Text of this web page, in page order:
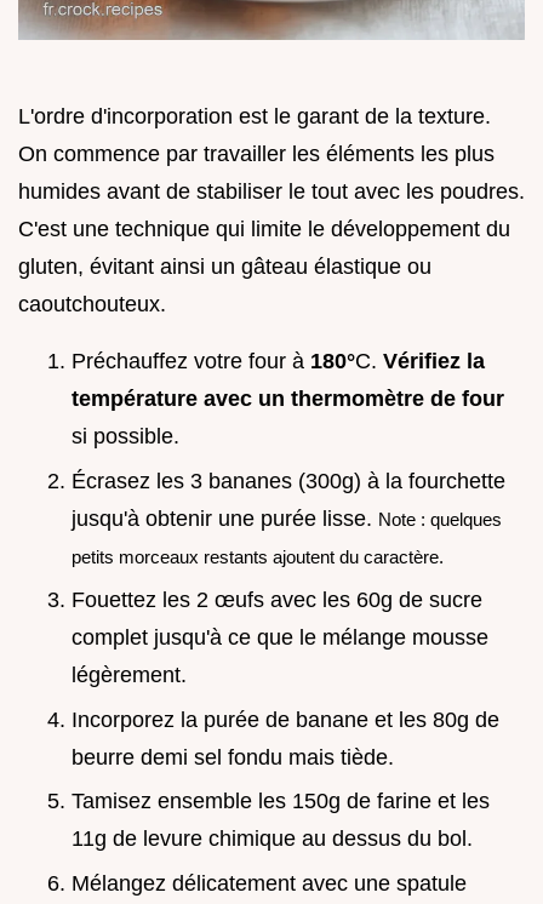
L'ordre d'incorporation est le garant de la texture.
On commence par travailler les éléments les plus
humides avant de stabiliser le tout avec les poudres.
C'est une technique qui limite le développement du
gluten, évitant ainsi un gâteau élastique ou
caoutchouteux.
Préchauffez votre four à 180°C. Vérifiez la
température avec un thermomètre de four
si possible.
Écrasez les 3 bananes (300g) à la fourchette
jusqu'à obtenir une purée lisse. Note : quelques
petits morceaux restants ajoutent du caractère.
Fouettez les 2 œufs avec les 60g de sucre
complet jusqu'à ce que le mélange mousse
légèrement.
Incorporez la purée de banane et les 80g de
beurre demi sel fondu mais tiède.
Tamisez ensemble les 150g de farine et les
11g de levure chimique au dessus du bol.
Mélangez délicatement avec une spatule